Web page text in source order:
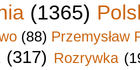
(1365)
(88) Przemysław
(317) Rozrywka